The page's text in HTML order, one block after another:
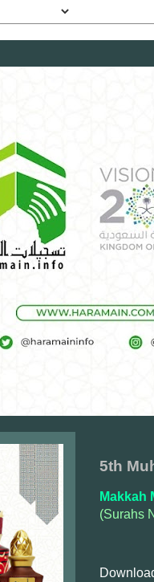
5th
Makkah
(Surahs